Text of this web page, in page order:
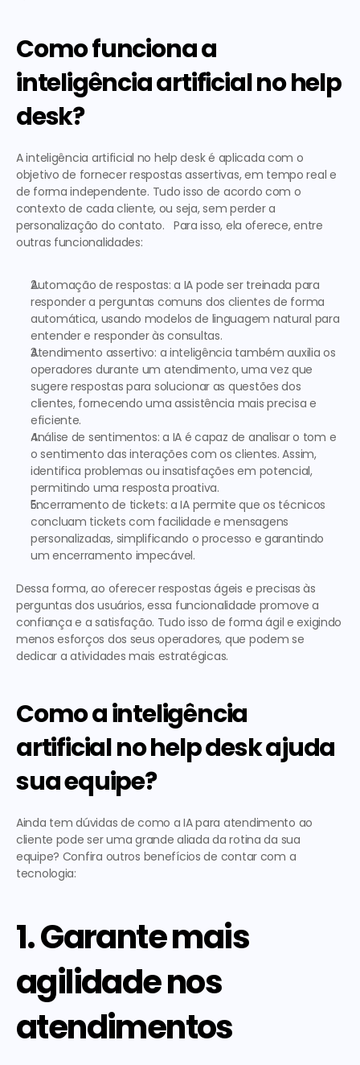
Como funciona a
inteligência artificial no help
desk?
A inteligência artificial no help desk é aplicada com o
objetivo de fornecer respostas assertivas, em tempo real e
de forma independente. Tudo isso de acordo com o
contexto de cada cliente, ou seja, sem perder a
personalização do contato.   Para isso, ela oferece, entre
outras funcionalidades:
Automação de respostas: a IA pode ser treinada para
responder a perguntas comuns dos clientes de forma
automática, usando modelos de linguagem natural para
entender e responder às consultas.
Atendimento assertivo: a inteligência também auxilia os
operadores durante um atendimento, uma vez que
sugere respostas para solucionar as questões dos
clientes, fornecendo uma assistência mais precisa e
eficiente.
Análise de sentimentos: a IA é capaz de analisar o tom e
o sentimento das interações com os clientes. Assim,
identifica problemas ou insatisfações em potencial,
permitindo uma resposta proativa.
Encerramento de tickets: a IA permite que os técnicos
concluam tickets com facilidade e mensagens
personalizadas, simplificando o processo e garantindo
um encerramento impecável.
Dessa forma, ao oferecer respostas ágeis e precisas às
perguntas dos usuários, essa funcionalidade promove a
confiança e a satisfação. Tudo isso de forma ágil e exigindo
menos esforços dos seus operadores, que podem se
dedicar a atividades mais estratégicas.
Como a inteligência
artificial no help desk ajuda
sua equipe?
Ainda tem dúvidas de como a IA para atendimento ao
cliente pode ser uma grande aliada da rotina da sua
equipe? Confira outros benefícios de contar com a
tecnologia:
1. Garante mais
agilidade nos
atendimentos